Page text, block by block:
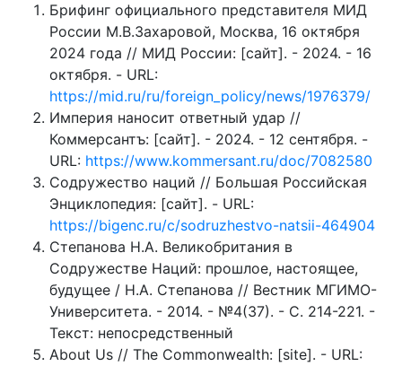
Брифинг официального представителя МИД
России М.В.Захаровой, Москва, 16 октября
2024 года // МИД России: [сайт]. - 2024. - 16
октября. - URL:
https://mid.ru/ru/foreign_policy/news/1976379/
Империя наносит ответный удар //
Коммерсантъ: [сайт]. - 2024. - 12 сентября. -
URL: https://www.kommersant.ru/doc/7082580
Содружество наций // Большая Российская
Энциклопедия: [сайт]. - URL:
https://bigenc.ru/c/sodruzhestvo-natsii-464904
Степанова Н.А. Великобритания в
Содружестве Наций: прошлое, настоящее,
будущее / Н.А. Степанова // Вестник МГИМО-
Университета. - 2014. - №4(37). - С. 214-221. -
Текст: непосредственный
About Us // The Commonwealth: [site]. - URL: